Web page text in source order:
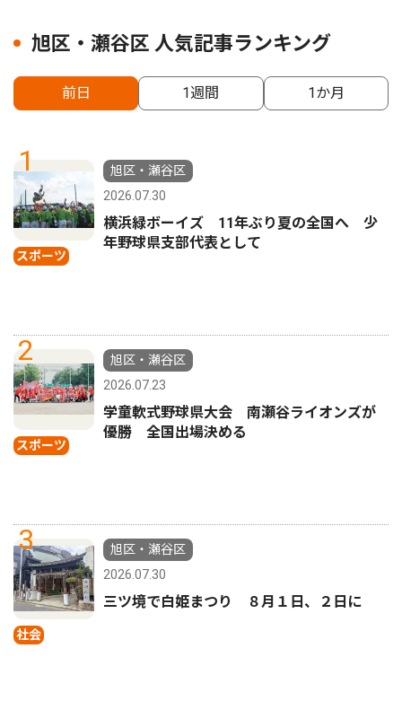
旭区・瀬谷区 人気記事ランキング
前日 1週間 1か月
1
スポーツ
旭区・瀬谷区
2026.07.30
横浜緑ボーイズ 11年ぶり夏の全国へ 少
年野球県支部代表として
2
スポーツ
旭区・瀬谷区
2026.07.23
学童軟式野球県大会 南瀬谷ライオンズが
優勝 全国出場決める
3
社会
旭区・瀬谷区
2026.07.30
三ツ境で白姫まつり ８月１日、２日に